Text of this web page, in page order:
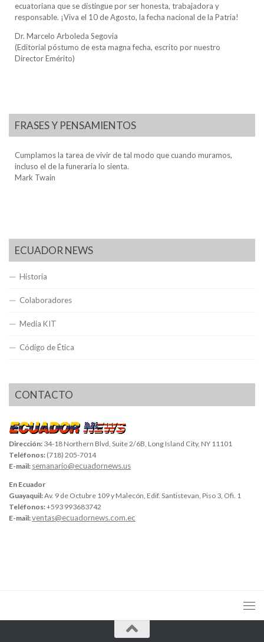
ecuatoriana que se distingue por ser honesta, trabajadora y
responsable. ¡Viva el 10 de Agosto, la fecha nacional de la Patria!
Dr. Marcelo Arboleda Segovia
(Editorial póstumo de esta magna fecha, escrito por nuestro
Director Emérito)
FRASES Y PENSAMIENTOS
Cumplamos la tarea de vivir de tal modo que cuando muramos,
incluso el de la funeraria lo sienta.
Mark Twain
ECUADOR NEWS
Historia
Colaboradores
Media KIT
Código de Ética
CONTACTO
Dirección: 34-18 Northern Blvd, Suite 2/6B, Long Island City, NY 11101
Teléfonos: (718) 205-7014
E-mail: semanario@ecuadornews.us
En Ecuador
Guayaquil:Av. 9 de Octubre 109 y Malecón, Edif. Santistevan, Piso 3, Ofi. 1
Teléfonos:+593 993683742
E-mail:ventas@ecuadornews.com.ec